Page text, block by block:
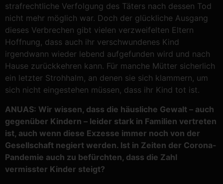
strafrechtliche Verfolgung des Täters nach dessen Tod
nicht mehr möglich war. Doch der glückliche Ausgang
dieses Verbrechen gibt vielen verzweifelten Eltern
Hoffnung, dass auch ihr verschwundenes Kind
irgendwann wieder lebend aufgefunden wird und nach
Hause zurückkehren kann. Für manche Mütter sicherlich
ein letzter Strohhalm, an denen sie sich klammern, um
sich nicht eingestehen müssen, dass ihr Kind tot ist.
ANUAS: Wir wissen, dass die häusliche Gewalt – auch
gegenüber Kindern – leider stark in Familien vertreten
ist, auch wenn diese Exzesse immer noch von der
Gesellschaft negiert werden. Ist in Zeiten der Corona-
Pandemie auch zu befürchten, dass die Zahl
vermisster Kinder steigt?